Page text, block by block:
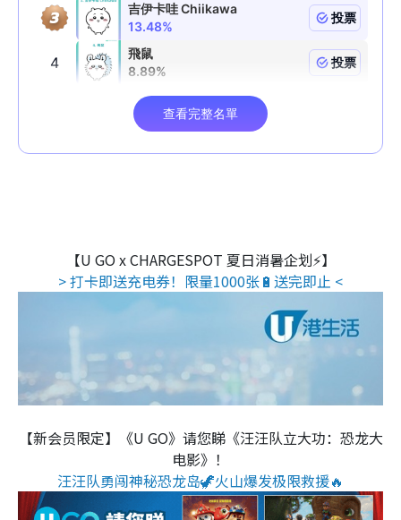
【U GO x CHARGESPOT 夏日消暑企划⚡】
> 打卡即送充电券！限量1000张🔋送完即止 <
【新会员限定】《U GO》请您睇《汪汪队立大功：恐龙大
电影》！
汪汪队勇闯神秘恐龙岛🦖火山爆发极限救援🔥